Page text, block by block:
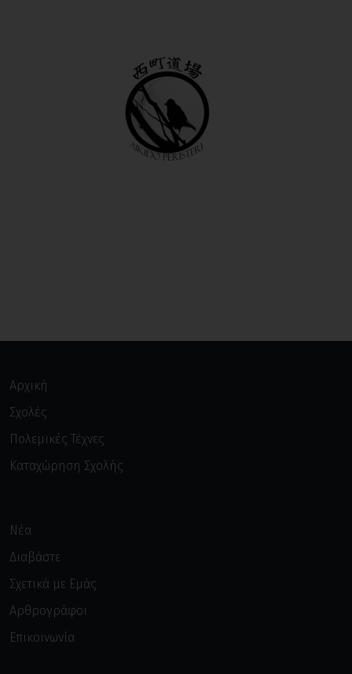
Αρχική
Σχολές
Πολεμικές Τέχνες
Καταχώρηση Σχολής
Νέα
Διαβάστε
Σχετικά με Εμάς
Αρθρογράφοι
Επικοινωνία